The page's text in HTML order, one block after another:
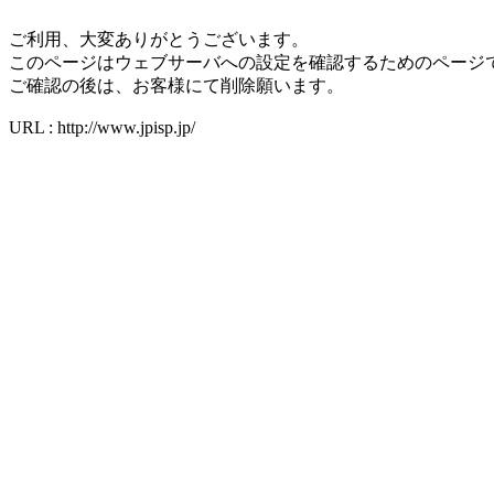
ご利用、大変ありがとうございます。
このページはウェブサーバへの設定を確認するためのページ
ご確認の後は、お客様にて削除願います。
URL : http://www.jpisp.jp/